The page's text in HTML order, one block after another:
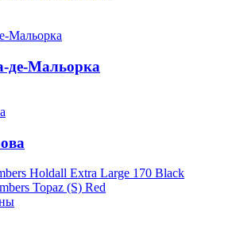
де-Мальорка
Holdall Extra Large 170 Black
Topaz (S) Red